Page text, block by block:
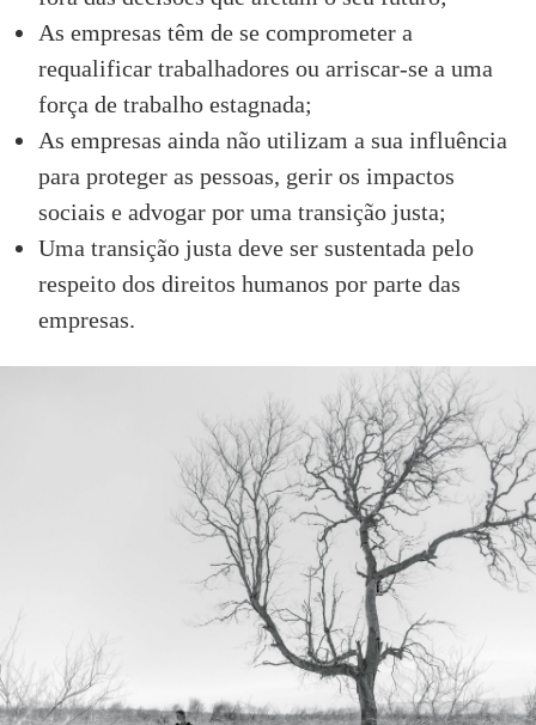
As empresas têm de se comprometer a
requalificar trabalhadores ou arriscar-se a uma
força de trabalho estagnada;
As empresas ainda não utilizam a sua influência
para proteger as pessoas, gerir os impactos
sociais e advogar por uma transição justa;
Uma transição justa deve ser sustentada pelo
respeito dos direitos humanos por parte das
empresas.